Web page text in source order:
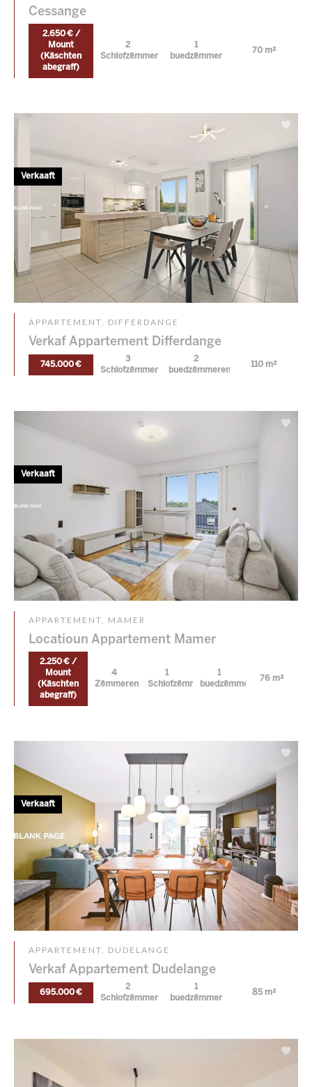
Cessange
2.650 € /
Mount
(Käschten
abegraff)
2
Schlofzëmmer
1
buedzëmmer
70 m²
APPARTEMENT, DIFFERDANGE
Verkaf Appartement Differdange
745.000 €
3
Schlofzëmmer
2
buedzëmmeren
110 m²
Verkaaft
APPARTEMENT, MAMER
Locatioun Appartement Mamer
2.250 € /
Mount
(Käschten
abegraff)
4
Zëmmeren
1
Schlofzëmmer
1
buedzëmmer
76 m²
Verkaaft
APPARTEMENT, DUDELANGE
Verkaf Appartement Dudelange
695.000 €
2
Schlofzëmmer
1
buedzëmmer
85 m²
Verkaaft